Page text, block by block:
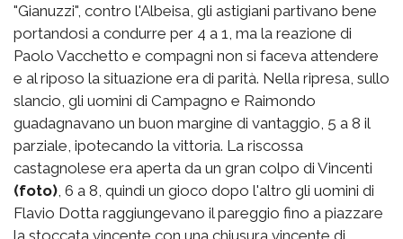
"Gianuzzi", contro l'Albeisa, gli astigiani partivano bene
portandosi a condurre per 4 a 1, ma la reazione di
Paolo Vacchetto e compagni non si faceva attendere
e al riposo la situazione era di parità. Nella ripresa, sullo
slancio, gli uomini di Campagno e Raimondo
guadagnavano un buon margine di vantaggio, 5 a 8 il
parziale, ipotecando la vittoria. La riscossa
castagnolese era aperta da un gran colpo di Vincenti
(foto) , 6 a 8, quindi un gioco dopo l'altro gli uomini di
Flavio Dotta raggiungevano il pareggio fino a piazzare
la stoccata vincente con una chiusura vincente di